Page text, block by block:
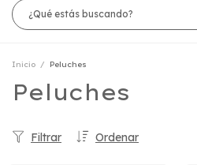
Inicio / Peluches
Peluches
Ordenar
Filtrar